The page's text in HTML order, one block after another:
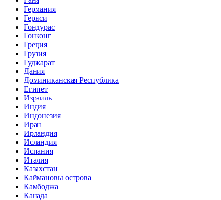
Германия
Гернси
Гондурас
Гонконг
Греция
Грузия
Гуджарат
Дания
Доминиканская Республика
Египет
Израиль
Индия
Индонезия
Иран
Ирландия
Исландия
Испания
Италия
Казахстан
Каймановы острова
Камбоджа
Канада